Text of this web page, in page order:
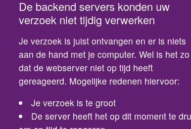
De backend servers konden uw
verzoek niet tijdig verwerken
Je verzoek is juist ontvangen en er is niets
aan de hand met je computer. Wel is het zo
dat de webserver niet op tijd heeft
gereageerd. Mogelijke redenen hiervoor:
Je verzoek is te groot
De server heeft het op dit moment te